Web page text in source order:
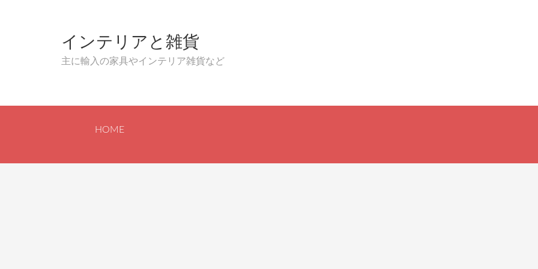
インテリアと雑貨
主に輸入の家具やインテリア雑貨など
HOME